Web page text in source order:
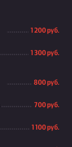
1 200 руб.
1 300 руб.
800 руб.
700 руб.
1 100 руб.